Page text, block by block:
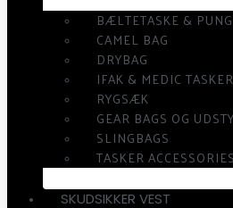
BÆLTETASKE &
CAMEL BAG
DRYBAG
IFAK & MEDIC TASKER
RYGSÆK
GEAR BAGS OG
SLINGBAGS
TASKER ACCESSORIES
SKUDSIKKER VEST